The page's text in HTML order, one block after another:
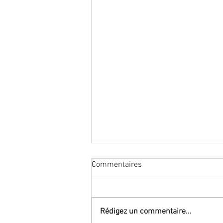
Carlo GINSBURG, Signes,
traces, pistes.
Commentaires
Rédigez un commentaire...